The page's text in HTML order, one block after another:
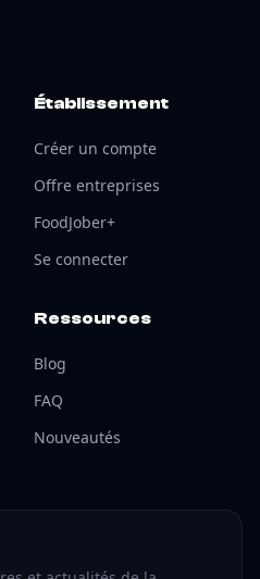
Établissement
Créer un compte
Offre entreprises
FoodJober+
Se connecter
Ressources
Blog
FAQ
Nouveautés